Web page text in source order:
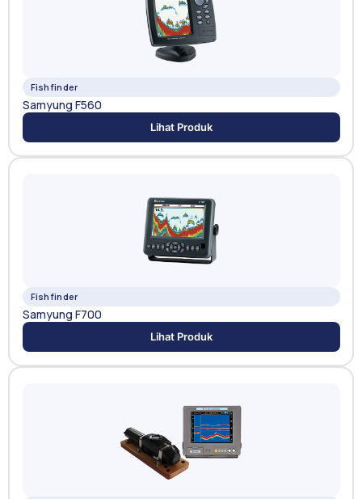
Fishfinder
Samyung F560
Lihat Produk
Fishfinder
Samyung F700
Lihat Produk